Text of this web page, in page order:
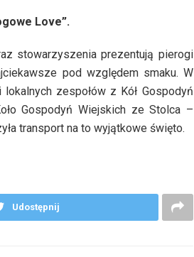
Love”.
stowarzyszenia prezentują pierogi
pod względem smaku. W
zespołów z Kół Gospodyń
Gospodyń Wiejskich ze Stolca –
transport na to wyjątkowe święto.
Udostępnij